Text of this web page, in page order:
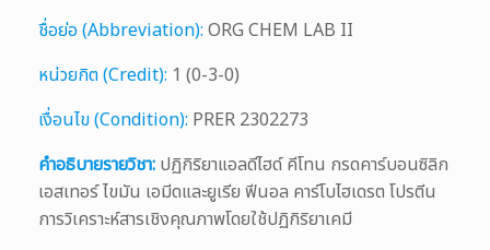
ชื่อย่อ (Abbreviation): ORG CHEM LAB II
หน่วยกิต (Credit): 1 (0-3-0)
เงื่อนไข (Condition): PRER 2302273
คำอธิบายรายวิชา: ปฏิกิริยาแอลดีไฮด์ คีโทน กรดคาร์บอนซิลิก
เอสเทอร์ ไขมัน เอมีดและยูเรีย ฟีนอล คาร์โบไฮเดรต โปรตีน
การวิเคราะห์สารเชิงคุณภาพโดยใช้ปฏิกิริยาเคมี